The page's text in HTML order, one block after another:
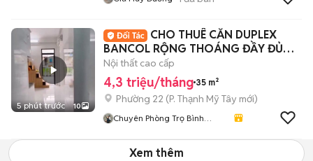
5 phút trước 10
CHO THUÊ CĂN DUPLEX
BANCOL RỘNG THOÁNG ĐẦY ĐỦ
TIỆN NGHI
Nội thất cao cấp
4,3 triệu/tháng 35 m²
Phường 22 (P. Thạnh Mỹ Tây mới)
Chuyên Phòng Trọ Bình
Xem thêm